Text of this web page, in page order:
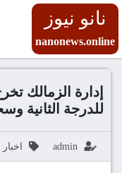
نانو نيوز
nanonews.online
إدارة الزمالك
للدرجة الثانية
admin